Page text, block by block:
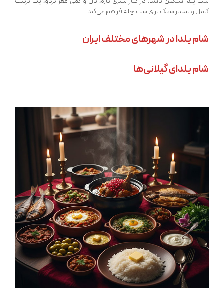
کامل و بسیار سبک برای شب چله فراهم می‌کند.
شام یلدا در شهرهای مختلف ایران
شام یلدای گیلانی‌ها